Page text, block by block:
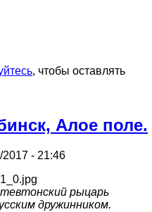
, чтобы оставлять
Алое поле.
2017 - 21:46
тевтонский рыцарь
дружинником.